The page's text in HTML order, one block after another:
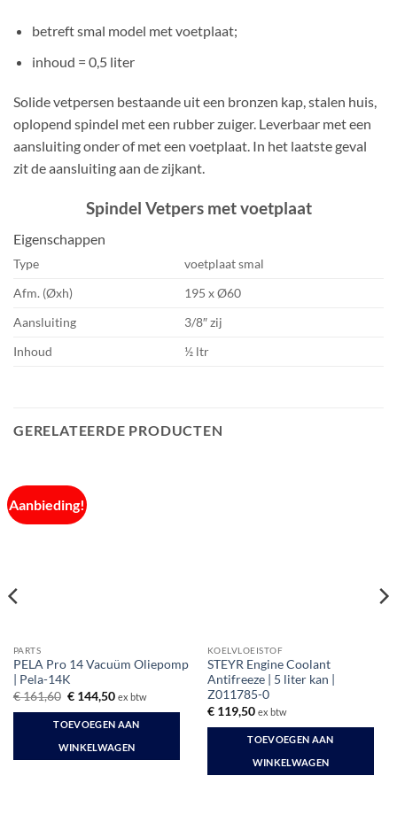
betreft smal model met voetplaat;
inhoud = 0,5 liter
Solide vetpersen bestaande uit een bronzen kap, stalen huis,
oplopend spindel met een rubber zuiger. Leverbaar met een
aansluiting onder of met een voetplaat. In het laatste geval
zit de aansluiting aan de zijkant.
Spindel Vetpers met voetplaat
Eigenschappen
Type
voetplaat smal
Afm. (Øxh)
195 x Ø60
Aansluiting
3/8″ zij
Inhoud
½ ltr
GERELATEERDE PRODUCTEN
Aanbieding!
PARTS
PELA Pro 14 Vacuüm Oliepomp
| Pela-14K
€161,60 Oorspronkelijke
was:
€ 161,60.
€144,50Huidige
is:
€ 144,50.
ex btw
TOEVOEGEN AAN
WINKELWAGEN
KOELVLOEISTOF
STEYR Engine Coolant
Antifreeze | 5 liter kan |
Z011785-0
€119,50 ex btw
TOEVOEGEN AAN
WINKELWAGEN